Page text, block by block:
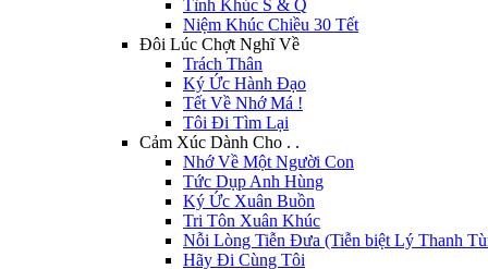
Tình Khúc S & Q
Niệm Khúc Chiều 30 Tết
Đôi Lúc Chợt Nghĩ Về
Trách Thân
Ký Ức Hành Đạo
Tết Về Nhớ Má !
Tôi Đi Tìm Lại
Cảm Xúc Dành Cho . .
Nhớ Về Một Người Con
Tức Dụp Anh Hùng
Ký Ức Xuân Buồn
Tri Tôn Xuân Khúc
Nỗi Lòng Tiễn Đưa (Tiễn biệt Lý Thanh
Hãy Đi Cùng Tôi